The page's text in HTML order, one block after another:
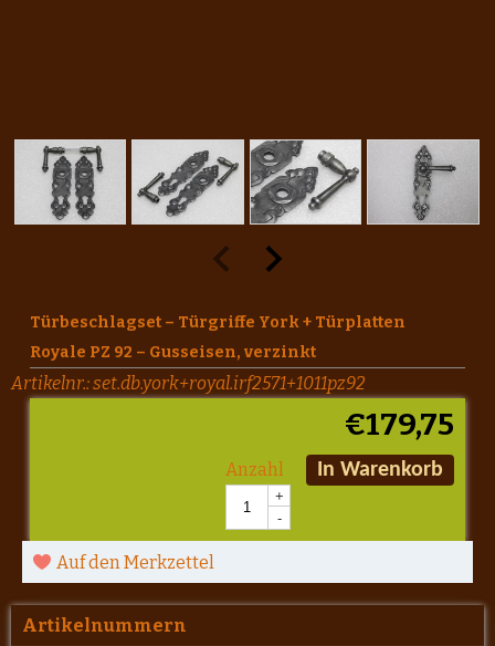
Türbeschlagset – Türgriffe York + Türplatten
Royale PZ 92 – Gusseisen, verzinkt
Artikelnr.:set.db.york+royal.irf2571+1011pz92
€179,75
Anzahl
+
-
In Warenkorb
Auf den Merkzettel
Artikelnummern